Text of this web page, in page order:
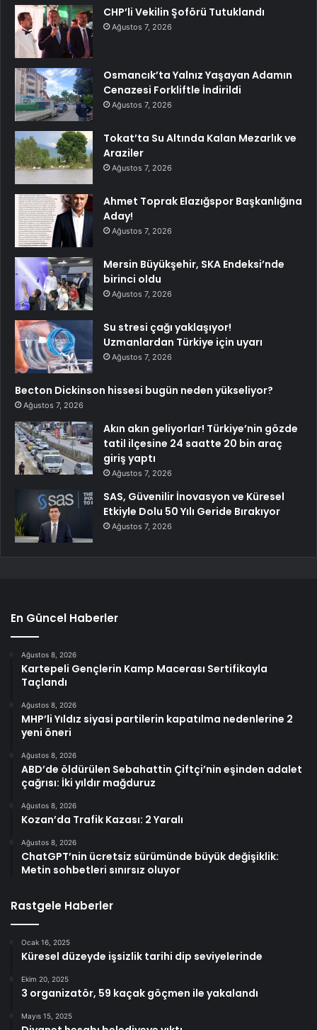
CHP’li Vekilin Şoförü Tutuklandı
Ağustos 7, 2026
Osmancık’ta Yalnız Yaşayan Adamın
Cenazesi Forkliftle İndirildi
Ağustos 7, 2026
Tokat’ta Su Altında Kalan Mezarlık ve
Araziler
Ağustos 7, 2026
Ahmet Toprak Elazığspor Başkanlığına
Aday!
Ağustos 7, 2026
Mersin Büyükşehir, SKA Endeksi’nde
birinci oldu
Ağustos 7, 2026
Su stresi çağı yaklaşıyor!
Uzmanlardan Türkiye için uyarı
Ağustos 7, 2026
Becton Dickinson hissesi bugün neden yükseliyor?
Ağustos 7, 2026
Akın akın geliyorlar! Türkiye’nin gözde
tatil ilçesine 24 saatte 20 bin araç
giriş yaptı
Ağustos 7, 2026
SAS, Güvenilir İnovasyon ve Küresel
Etkiyle Dolu 50 Yılı Geride Bırakıyor
Ağustos 7, 2026
En Güncel Haberler
Ağustos 8, 2026
Kartepeli Gençlerin Kamp Macerası Sertifikayla
Taçlandı
Ağustos 8, 2026
MHP’li Yıldız siyasi partilerin kapatılma nedenlerine 2
yeni öneri
Ağustos 8, 2026
ABD’de öldürülen Sebahattin Çiftçi’nin eşinden adalet
çağrısı: İki yıldır mağduruz
Ağustos 8, 2026
Kozan’da Trafik Kazası: 2 Yaralı
Ağustos 8, 2026
ChatGPT’nin ücretsiz sürümünde büyük değişiklik:
Metin sohbetleri sınırsız oluyor
Rastgele Haberler
Ocak 16, 2025
Küresel düzeyde işsizlik tarihi dip seviyelerinde
Ekim 20, 2025
3 organizatör, 59 kaçak göçmen ile yakalandı
Mayıs 15, 2025